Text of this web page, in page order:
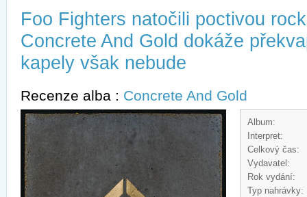
Foo Fighters natočili poctivou
Concrete And Gold dokáže
kapely však nebude
Recenze alba : Concrete And Gold
Album:
Interpret:
Celkový čas:
Vydavatel:
Rok vydání:
Typ nahrávky: